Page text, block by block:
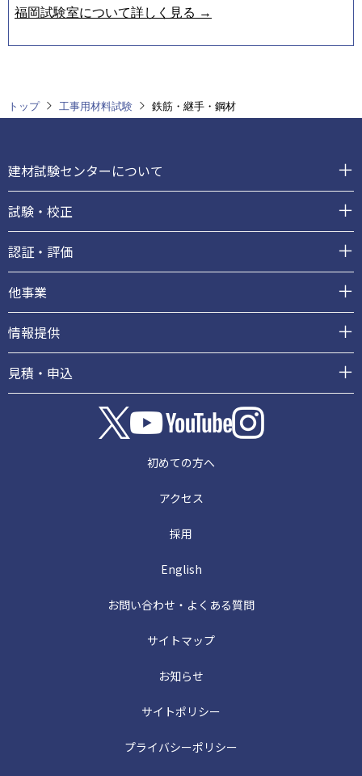
福岡試験室について詳しく見る →
トップ 工事用材料試験 鉄筋・継手・鋼材
ッ
タ
ー
建材試験センターについて
試験・校正
認証・評価
他事業
情報提供
見積・申込
初めての方へ
アクセス
採用
English
お問い合わせ・よくある質問
サイトマップ
お知らせ
サイトポリシー
プライバシーポリシー